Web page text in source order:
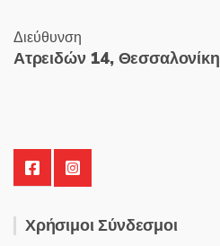
Διεύθυνση
Ατρειδών 14, Θεσσαλονίκη
Χρήσιμοι Σύνδεσμοι